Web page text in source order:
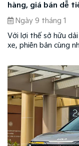
hàng, giá bán dễ
hóa
Ngày 9 tháng 1
Với lợi thế sở hữu
xe, phiên bản cùng
trên thị trường ô tô